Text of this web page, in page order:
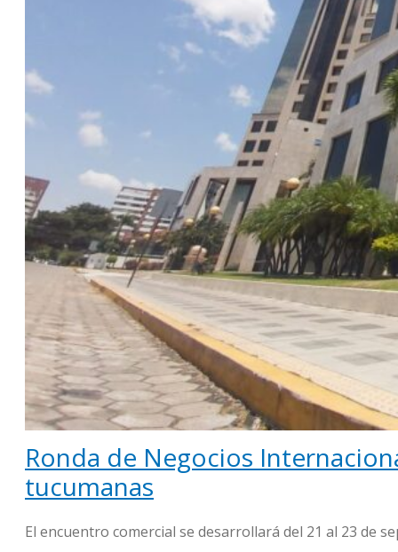
Ronda de Negocios
tucumanas
El encuentro comercial se desarrollará del 21 al 23 de